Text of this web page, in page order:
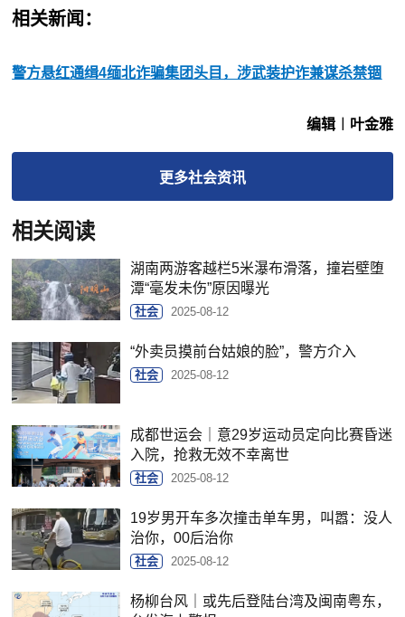
相关新闻：
警方悬红通缉4缅北诈骗集团头目，涉武装护诈兼谋杀禁锢
编辑︱叶金雅
更多社会资讯
相关阅读
湖南两游客越栏5米瀑布滑落，撞岩壁堕
潭“毫发未伤”原因曝光
社会 2025-08-12
“外卖员摸前台姑娘的脸”，警方介入
社会 2025-08-12
成都世运会｜意29岁运动员定向比赛昏迷
入院，抢救无效不幸离世
社会 2025-08-12
19岁男开车多次撞击单车男，叫嚣：没人
治你，00后治你
社会 2025-08-12
杨柳台风｜或先后登陆台湾及闽南粤东，